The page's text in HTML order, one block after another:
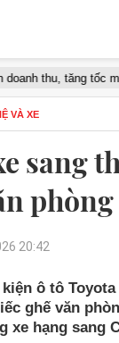
tăng tốc mở rộng
VÀ XE
sang
phòng
20:42
ô tô
ghế văn
xe hạng sang